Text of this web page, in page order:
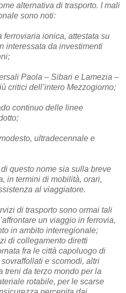
alternativa di trasporto. I mali
sono noti:
ferroviaria ionica, attestata su
interessata da investimenti
Paola – Sibari e Lamezia –
critici dell’intero Mezzogiorno;
continuo delle linee
ultradecennale e
questo nome sia sulla breve
in termini di mobilità, orari,
al viaggiatore.
di trasporto sono ormai tali
un viaggio in ferrovia,
in ambito interregionale;
di collegamento diretti
fra le città capoluogo di
e scomodi, altri
treni da terzo mondo per la
rotabile, per le scarse